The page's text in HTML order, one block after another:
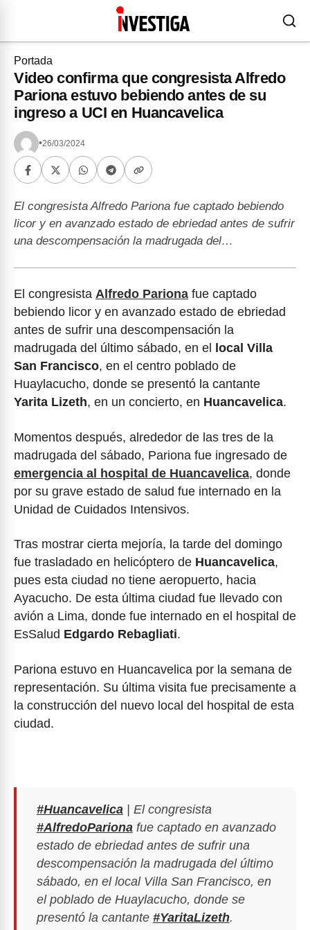
Portada
Video confirma que congresista Alfredo
Pariona estuvo bebiendo antes de su
ingreso a UCI en Huancavelica
•26/03/2024
El congresista Alfredo Pariona fue captado bebiendo
licor y en avanzado estado de ebriedad antes de sufrir
una descompensación la madrugada del…
El congresista Alfredo Pariona fue captado
bebiendo licor y en avanzado estado de ebriedad
antes de sufrir una descompensación la
madrugada del último sábado, en el
local Villa
San Francisco, en el centro poblado de
Huaylacucho, donde se presentó la cantante
Yarita Lizeth, en un concierto, en Huancavelica.
Momentos después, alrededor de las tres de la
madrugada del sábado, Pariona fue ingresado de
emergencia al hospital de Huancavelica, donde
por su grave estado de salud fue internado en la
Unidad de Cuidados Intensivos.
Tras mostrar cierta mejoría, la tarde del domingo
fue trasladado en helicóptero de Huancavelica,
pues esta ciudad no tiene aeropuerto, hacia
Ayacucho. De esta última ciudad fue llevado con
avión a Lima, donde fue internado en el hospital de
EsSalud Edgardo Rebagliati.
Pariona estuvo en Huancavelica por la semana de
representación. Su última visita fue precisamente a
la construcción del nuevo local del hospital de esta
ciudad.
#Huancavelica| El congresista
#AlfredoParionafue captado en avanzado
estado de ebriedad antes de sufrir una
descompensación la madrugada del último
sábado, en el local Villa San Francisco, en
el poblado de Huaylacucho, donde se
presentó la cantante #YaritaLizeth.